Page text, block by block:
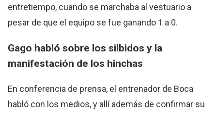
entretiempo, cuando se marchaba al vestuario a
pesar de que el equipo se fue ganando 1 a 0.
Gago habló sobre los silbidos y la
manifestación de los hinchas
En conferencia de prensa, el entrenador de Boca
habló con los medios, y allí además de confirmar su